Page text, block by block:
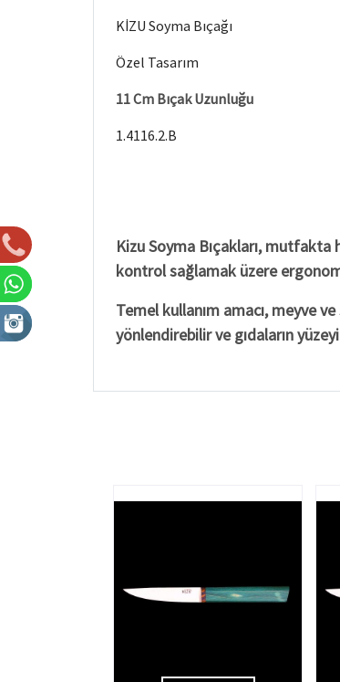
KİZU Soyma Bıçağı
Özel Tasarım
11 Cm Bıçak Uzunluğu
1.4116.2.B
Kizu Soyma Bıçakları,
kontrol sağlamak üzere
Temel kullanım amacı, meyve
yönlendirebilir ve gıdaların